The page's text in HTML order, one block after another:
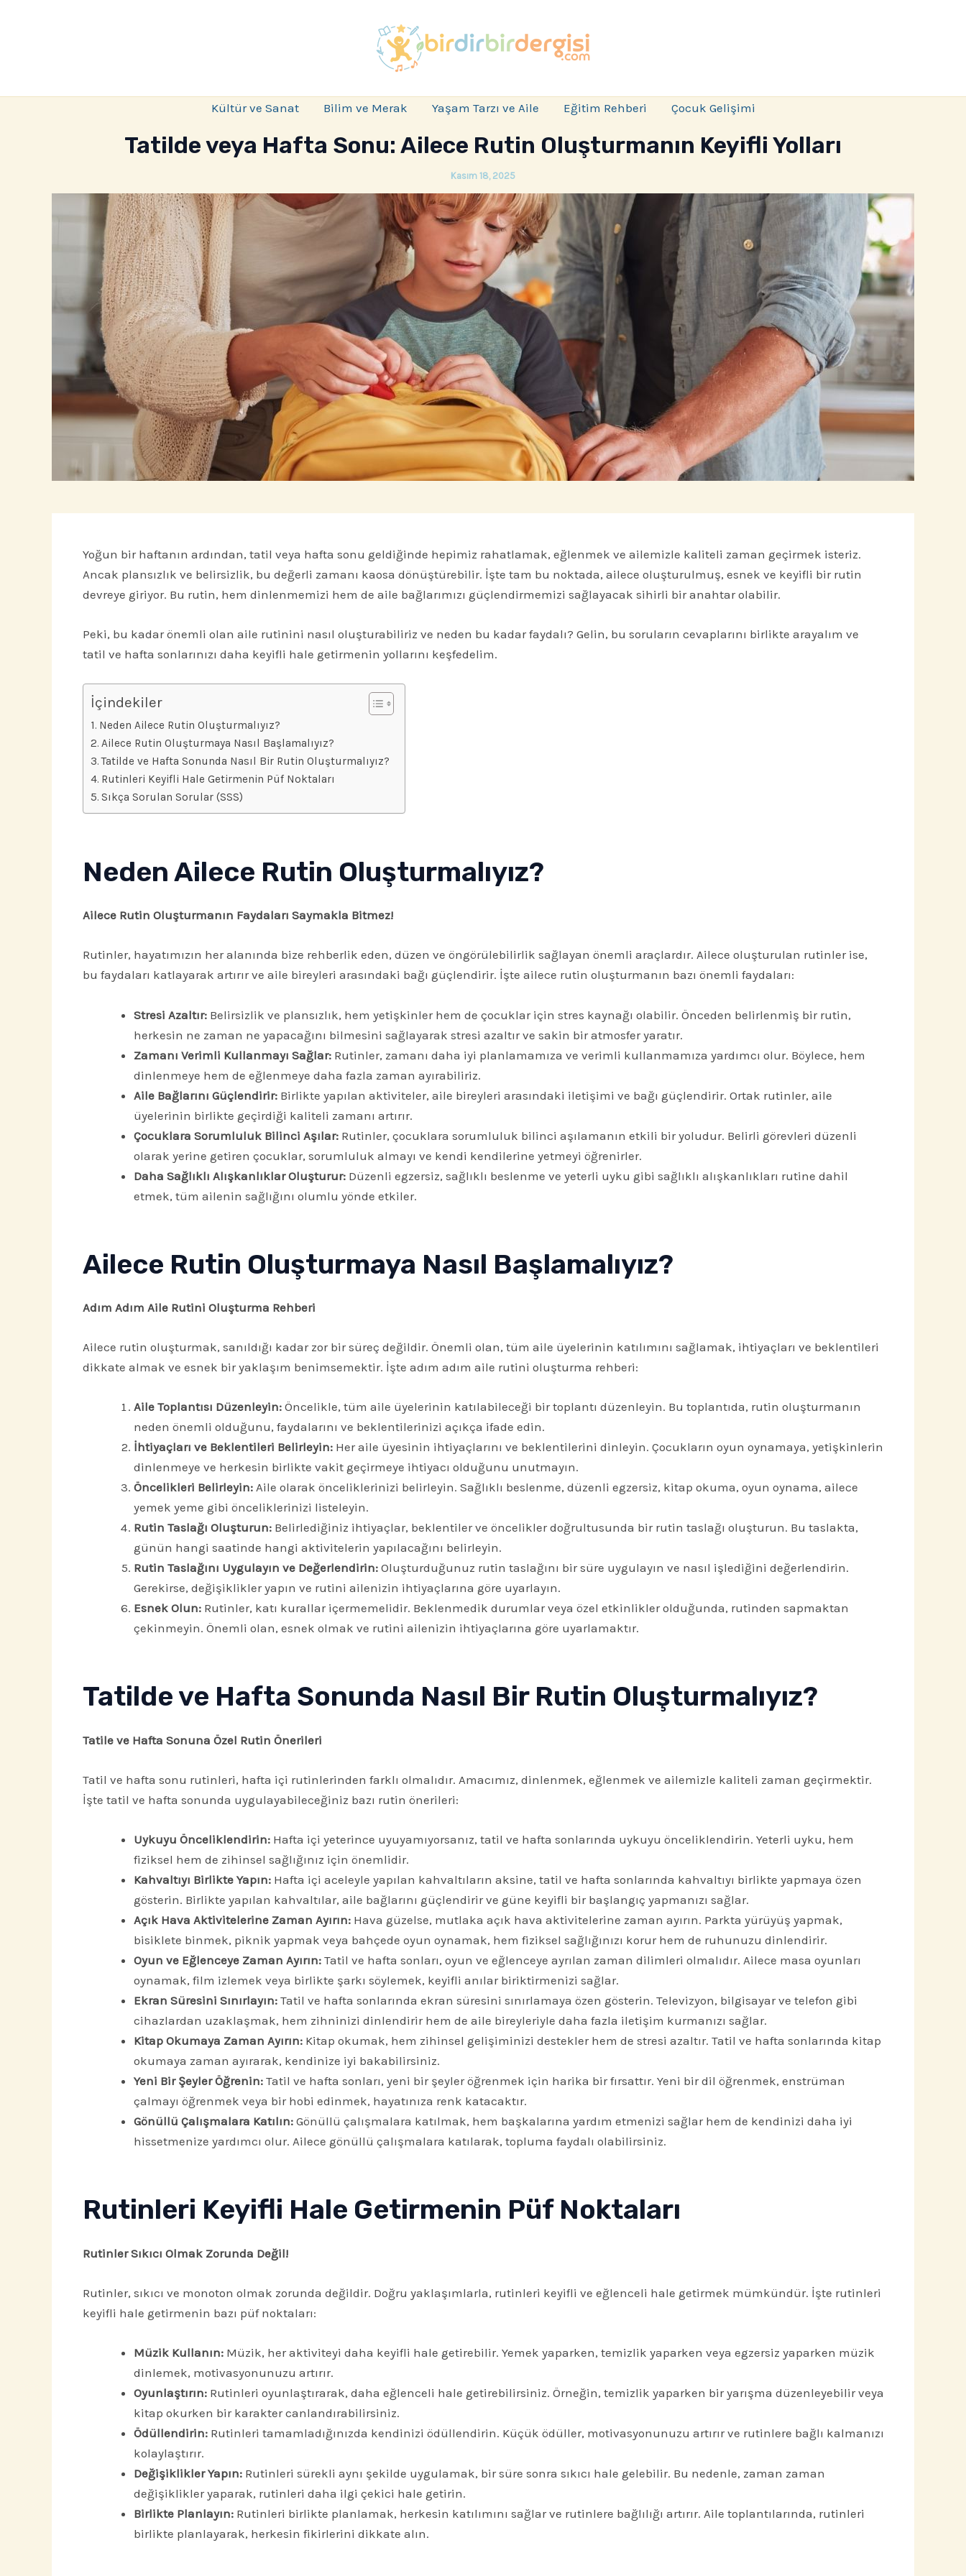
Kültür ve Sanat Bilim ve Merak Yaşam Tarzı ve Aile Eğitim Rehberi Çocuk Gelişimi
Tatilde veya Hafta Sonu: Ailece Rutin Oluşturmanın Keyifli Yolları
Kasım 18, 2025
Yoğun bir haftanın ardından, tatil veya hafta sonu geldiğinde hepimiz rahatlamak, eğlenmek ve ailemizle kaliteli zaman geçirmek isteriz.
Ancak plansızlık ve belirsizlik, bu değerli zamanı kaosa dönüştürebilir. İşte tam bu noktada, ailece oluşturulmuş, esnek ve keyifli bir rutin
devreye giriyor. Bu rutin, hem dinlenmemizi hem de aile bağlarımızı güçlendirmemizi sağlayacak sihirli bir anahtar olabilir.
Peki, bu kadar önemli olan aile rutinini nasıl oluşturabiliriz ve neden bu kadar faydalı? Gelin, bu soruların cevaplarını birlikte arayalım ve
tatil ve hafta sonlarınızı daha keyifli hale getirmenin yollarını keşfedelim.
İçindekiler
Neden Ailece Rutin Oluşturmalıyız?
Ailece Rutin Oluşturmaya Nasıl Başlamalıyız?
Tatilde ve Hafta Sonunda Nasıl Bir Rutin Oluşturmalıyız?
Rutinleri Keyifli Hale Getirmenin Püf Noktaları
Sıkça Sorulan Sorular (SSS)
Neden Ailece Rutin Oluşturmalıyız?
Ailece Rutin Oluşturmanın Faydaları Saymakla Bitmez!
Rutinler, hayatımızın her alanında bize rehberlik eden, düzen ve öngörülebilirlik sağlayan önemli araçlardır. Ailece oluşturulan rutinler ise,
bu faydaları katlayarak artırır ve aile bireyleri arasındaki bağı güçlendirir. İşte ailece rutin oluşturmanın bazı önemli faydaları:
Stresi Azaltır:Belirsizlik ve plansızlık, hem yetişkinler hem de çocuklar için stres kaynağı olabilir. Önceden belirlenmiş bir rutin,
herkesin ne zaman ne yapacağını bilmesini sağlayarak stresi azaltır ve sakin bir atmosfer yaratır.
Zamanı Verimli Kullanmayı Sağlar:Rutinler, zamanı daha iyi planlamamıza ve verimli kullanmamıza yardımcı olur. Böylece, hem
dinlenmeye hem de eğlenmeye daha fazla zaman ayırabiliriz.
Aile Bağlarını Güçlendirir:Birlikte yapılan aktiviteler, aile bireyleri arasındaki iletişimi ve bağı güçlendirir. Ortak rutinler, aile
üyelerinin birlikte geçirdiği kaliteli zamanı artırır.
Çocuklara Sorumluluk Bilinci Aşılar:Rutinler, çocuklara sorumluluk bilinci aşılamanın etkili bir yoludur. Belirli görevleri düzenli
olarak yerine getiren çocuklar, sorumluluk almayı ve kendi kendilerine yetmeyi öğrenirler.
Daha Sağlıklı Alışkanlıklar Oluşturur:Düzenli egzersiz, sağlıklı beslenme ve yeterli uyku gibi sağlıklı alışkanlıkları rutine dahil
etmek, tüm ailenin sağlığını olumlu yönde etkiler.
Ailece Rutin Oluşturmaya Nasıl Başlamalıyız?
Adım Adım Aile Rutini Oluşturma Rehberi
Ailece rutin oluşturmak, sanıldığı kadar zor bir süreç değildir. Önemli olan, tüm aile üyelerinin katılımını sağlamak, ihtiyaçları ve beklentileri
dikkate almak ve esnek bir yaklaşım benimsemektir. İşte adım adım aile rutini oluşturma rehberi:
Aile Toplantısı Düzenleyin:Öncelikle, tüm aile üyelerinin katılabileceği bir toplantı düzenleyin. Bu toplantıda, rutin oluşturmanın
neden önemli olduğunu, faydalarını ve beklentilerinizi açıkça ifade edin.
İhtiyaçları ve Beklentileri Belirleyin:Her aile üyesinin ihtiyaçlarını ve beklentilerini dinleyin. Çocukların oyun oynamaya, yetişkinlerin
dinlenmeye ve herkesin birlikte vakit geçirmeye ihtiyacı olduğunu unutmayın.
Öncelikleri Belirleyin:Aile olarak önceliklerinizi belirleyin. Sağlıklı beslenme, düzenli egzersiz, kitap okuma, oyun oynama, ailece
yemek yeme gibi önceliklerinizi listeleyin.
Rutin Taslağı Oluşturun:Belirlediğiniz ihtiyaçlar, beklentiler ve öncelikler doğrultusunda bir rutin taslağı oluşturun. Bu taslakta,
günün hangi saatinde hangi aktivitelerin yapılacağını belirleyin.
Rutin Taslağını Uygulayın ve Değerlendirin:Oluşturduğunuz rutin taslağını bir süre uygulayın ve nasıl işlediğini değerlendirin.
Gerekirse, değişiklikler yapın ve rutini ailenizin ihtiyaçlarına göre uyarlayın.
Esnek Olun:Rutinler, katı kurallar içermemelidir. Beklenmedik durumlar veya özel etkinlikler olduğunda, rutinden sapmaktan
çekinmeyin. Önemli olan, esnek olmak ve rutini ailenizin ihtiyaçlarına göre uyarlamaktır.
Tatilde ve Hafta Sonunda Nasıl Bir Rutin Oluşturmalıyız?
Tatile ve Hafta Sonuna Özel Rutin Önerileri
Tatil ve hafta sonu rutinleri, hafta içi rutinlerinden farklı olmalıdır. Amacımız, dinlenmek, eğlenmek ve ailemizle kaliteli zaman geçirmektir.
İşte tatil ve hafta sonunda uygulayabileceğiniz bazı rutin önerileri:
Uykuyu Önceliklendirin:Hafta içi yeterince uyuyamıyorsanız, tatil ve hafta sonlarında uykuyu önceliklendirin. Yeterli uyku, hem
fiziksel hem de zihinsel sağlığınız için önemlidir.
Kahvaltıyı Birlikte Yapın:Hafta içi aceleyle yapılan kahvaltıların aksine, tatil ve hafta sonlarında kahvaltıyı birlikte yapmaya özen
gösterin. Birlikte yapılan kahvaltılar, aile bağlarını güçlendirir ve güne keyifli bir başlangıç yapmanızı sağlar.
Açık Hava Aktivitelerine Zaman Ayırın:Hava güzelse, mutlaka açık hava aktivitelerine zaman ayırın. Parkta yürüyüş yapmak,
bisiklete binmek, piknik yapmak veya bahçede oyun oynamak, hem fiziksel sağlığınızı korur hem de ruhunuzu dinlendirir.
Oyun ve Eğlenceye Zaman Ayırın:Tatil ve hafta sonları, oyun ve eğlenceye ayrılan zaman dilimleri olmalıdır. Ailece masa oyunları
oynamak, film izlemek veya birlikte şarkı söylemek, keyifli anılar biriktirmenizi sağlar.
Ekran Süresini Sınırlayın:Tatil ve hafta sonlarında ekran süresini sınırlamaya özen gösterin. Televizyon, bilgisayar ve telefon gibi
cihazlardan uzaklaşmak, hem zihninizi dinlendirir hem de aile bireyleriyle daha fazla iletişim kurmanızı sağlar.
Kitap Okumaya Zaman Ayırın:Kitap okumak, hem zihinsel gelişiminizi destekler hem de stresi azaltır. Tatil ve hafta sonlarında kitap
okumaya zaman ayırarak, kendinize iyi bakabilirsiniz.
Yeni Bir Şeyler Öğrenin:Tatil ve hafta sonları, yeni bir şeyler öğrenmek için harika bir fırsattır. Yeni bir dil öğrenmek, enstrüman
çalmayı öğrenmek veya bir hobi edinmek, hayatınıza renk katacaktır.
Gönüllü Çalışmalara Katılın:Gönüllü çalışmalara katılmak, hem başkalarına yardım etmenizi sağlar hem de kendinizi daha iyi
hissetmenize yardımcı olur. Ailece gönüllü çalışmalara katılarak, topluma faydalı olabilirsiniz.
Rutinleri Keyifli Hale Getirmenin Püf Noktaları
Rutinler Sıkıcı Olmak Zorunda Değil!
Rutinler, sıkıcı ve monoton olmak zorunda değildir. Doğru yaklaşımlarla, rutinleri keyifli ve eğlenceli hale getirmek mümkündür. İşte rutinleri
keyifli hale getirmenin bazı püf noktaları:
Müzik Kullanın:Müzik, her aktiviteyi daha keyifli hale getirebilir. Yemek yaparken, temizlik yaparken veya egzersiz yaparken müzik
dinlemek, motivasyonunuzu artırır.
Oyunlaştırın:Rutinleri oyunlaştırarak, daha eğlenceli hale getirebilirsiniz. Örneğin, temizlik yaparken bir yarışma düzenleyebilir veya
kitap okurken bir karakter canlandırabilirsiniz.
Ödüllendirin:Rutinleri tamamladığınızda kendinizi ödüllendirin. Küçük ödüller, motivasyonunuzu artırır ve rutinlere bağlı kalmanızı
kolaylaştırır.
Değişiklikler Yapın:Rutinleri sürekli aynı şekilde uygulamak, bir süre sonra sıkıcı hale gelebilir. Bu nedenle, zaman zaman
değişiklikler yaparak, rutinleri daha ilgi çekici hale getirin.
Birlikte Planlayın:Rutinleri birlikte planlamak, herkesin katılımını sağlar ve rutinlere bağlılığı artırır. Aile toplantılarında, rutinleri
birlikte planlayarak, herkesin fikirlerini dikkate alın.